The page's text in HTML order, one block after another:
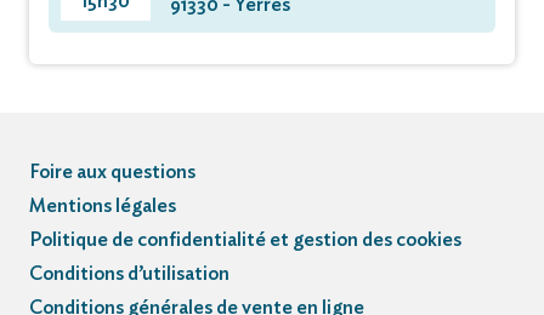
91330 - Yerres
Foire aux questions
Mentions légales
Politique de confidentialité et gestion des cookies
Conditions d’utilisation
Conditions générales de vente en ligne